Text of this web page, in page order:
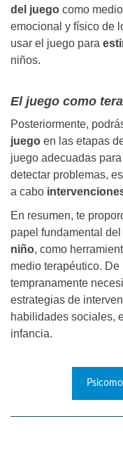
del juego como
emocional y físico de
usar el juego para
niños.
El juego como
Posteriormente,
juego en las etapas
juego adecuadas
detectar problemas,
a cabo
En resumen, te
papel fundamental del
niño, como
medio terapéutico.
tempranamente
estrategias de
habilidades sociales,
infancia.